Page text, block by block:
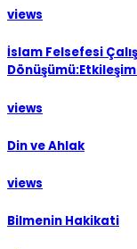
views
İslam Felsefesi
views
Din ve Ahlak
views
Bilmenin Hakikati